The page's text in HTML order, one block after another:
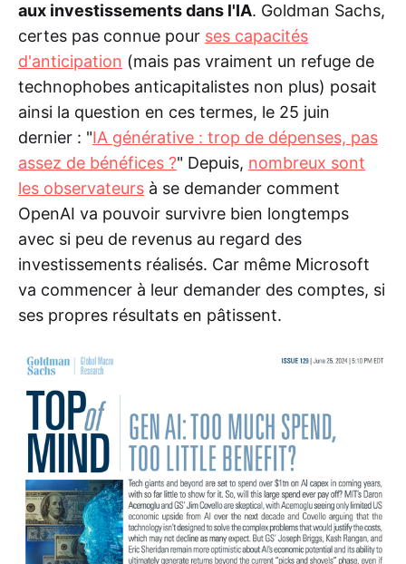
aux investissements dans l'IA. Goldman Sachs,
certes pas connue pour ses capacités
d'anticipation (mais pas vraiment un refuge de
technophobes anticapitalistes non plus) posait
ainsi la question en ces termes, le 25 juin
dernier : "IA générative : trop de dépenses, pas
assez de bénéfices ?" Depuis, nombreux sont
les observateurs à se demander comment
OpenAI va pouvoir survivre bien longtemps
avec si peu de revenus au regard des
investissements réalisés. Car même Microsoft
va commencer à leur demander des comptes, si
ses propres résultats en pâtissent.